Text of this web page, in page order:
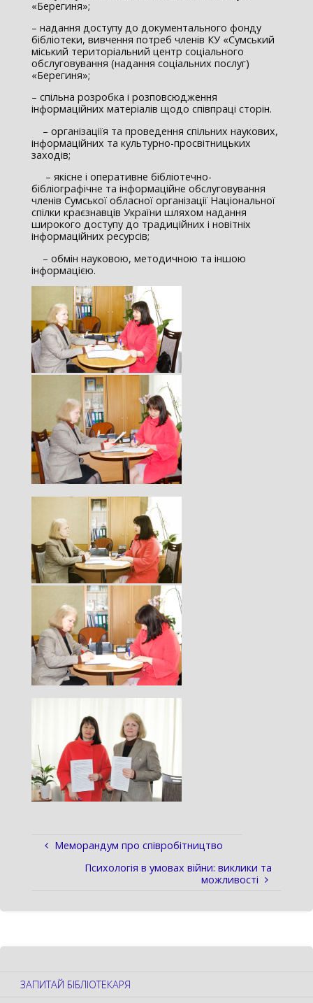
«Берегиня»;
– надання доступу до документального фонду
бібліотеки, вивчення потреб членів КУ «Сумський
міський територіальний центр соціального
обслуговування (надання соціальних послуг)
«Берегиня»;
– спільна розробка і розповсюдження
інформаційних матеріалів щодо співпраці сторін.
– організаціїя та проведення спільних наукових,
інформаційних та культурно-просвітницьких
заходів;
– якісне і оперативне бібліотечно-
бібліографічне та інформаційне обслуговування
членів Сумської обласної організації Національної
спілки краєзнавців України шляхом надання
широкого доступу до традиційних і новітніх
інформаційних ресурсів;
– обмін науковою, методичною та іншою
інформацією.
Меморандум про співробітництво
Психологія в умовах війни: виклики та
можливості
ЗАПИТАЙ БІБЛІОТЕКАРЯ